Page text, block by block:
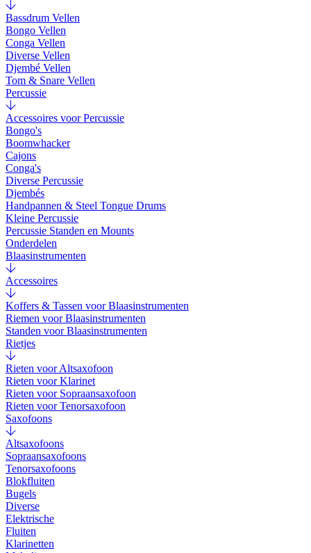
Bassdrum Vellen
Bongo Vellen
Conga Vellen
Diverse Vellen
Djembé Vellen
Tom & Snare Vellen
Percussie
Accessoires voor Percussie
Bongo's
Boomwhacker
Cajons
Conga's
Diverse Percussie
Djembés
Handpannen & Steel Tongue Drums
Kleine Percussie
Percussie Standen en Mounts
Onderdelen
Blaasinstrumenten
Accessoires
Koffers & Tassen voor Blaasinstrumenten
Riemen voor Blaasinstrumenten
Standen voor Blaasinstrumenten
Rietjes
Rieten voor Altsaxofoon
Rieten voor Klarinet
Rieten voor Sopraansaxofoon
Rieten voor Tenorsaxofoon
Saxofoons
Altsaxofoons
Sopraansaxofoons
Tenorsaxofoons
Blokfluiten
Bugels
Diverse
Elektrische
Fluiten
Klarinetten